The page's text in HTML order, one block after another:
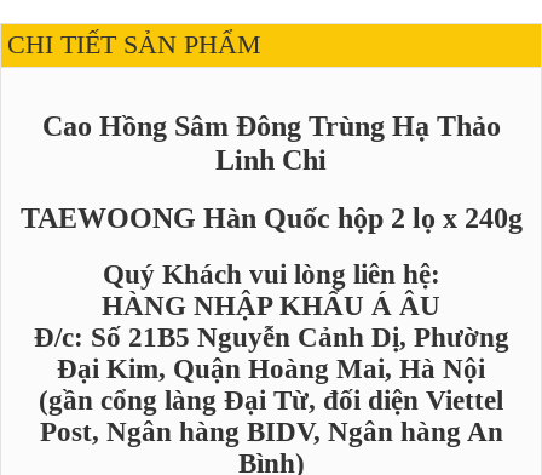
CHI TIẾT SẢN PHẨM
Cao Hồng Sâm Đông Trùng Hạ Thảo
Linh Chi
TAEWOONG Hàn Quốc hộp 2 lọ x 240g
Quý Khách vui lòng liên hệ:
HÀNG NHẬP KHẨU Á ÂU
Đ/c: Số 21B5 Nguyễn Cảnh Dị, Phường
Đại Kim, Quận Hoàng Mai, Hà Nội
(gần cổng làng Đại Từ, đối diện Viettel
Post, Ngân hàng BIDV, Ngân hàng An
Bình)